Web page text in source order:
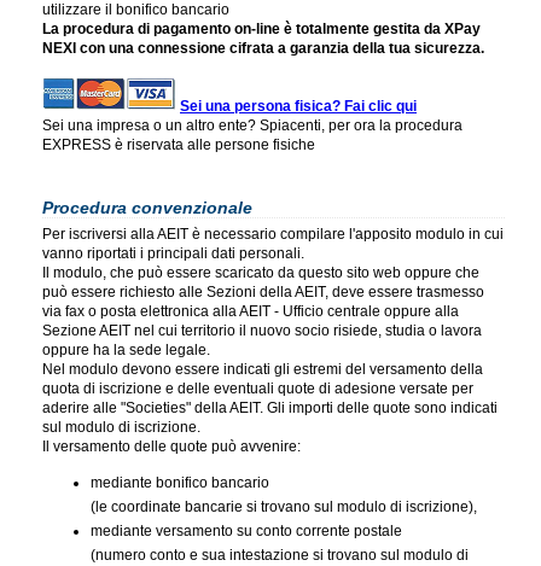
utilizzare il bonifico bancario
La procedura di pagamento on-line è totalmente gestita da XPay
NEXI con una connessione cifrata a garanzia della tua sicurezza.
Sei una persona fisica? Fai clic qui
Sei una impresa o un altro ente? Spiacenti, per ora la procedura
EXPRESS è riservata alle persone fisiche
Procedura convenzionale
Per iscriversi alla AEIT è necessario compilare l'apposito modulo in cui
vanno riportati i principali dati personali.
Il modulo, che può essere scaricato da questo sito web oppure che
può essere richiesto alle Sezioni della AEIT, deve essere trasmesso
via fax o posta elettronica alla AEIT - Ufficio centrale oppure alla
Sezione AEIT nel cui territorio il nuovo socio risiede, studia o lavora
oppure ha la sede legale.
Nel modulo devono essere indicati gli estremi del versamento della
quota di iscrizione e delle eventuali quote di adesione versate per
aderire alle "Societies" della AEIT. Gli importi delle quote sono indicati
sul modulo di iscrizione.
Il versamento delle quote può avvenire:
mediante bonifico bancario
(le coordinate bancarie si trovano sul modulo di iscrizione),
mediante versamento su conto corrente postale
(numero conto e sua intestazione si trovano sul modulo di